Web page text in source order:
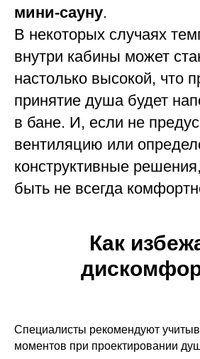
мини-сауну.
В некоторых случаях
внутри кабины может
настолько высокой, что
принятие душа будет
в бане. И, если не
вентиляцию или
конструктивные
быть не всегда
Как
Специалисты рекомендуют
моментов при проектировании